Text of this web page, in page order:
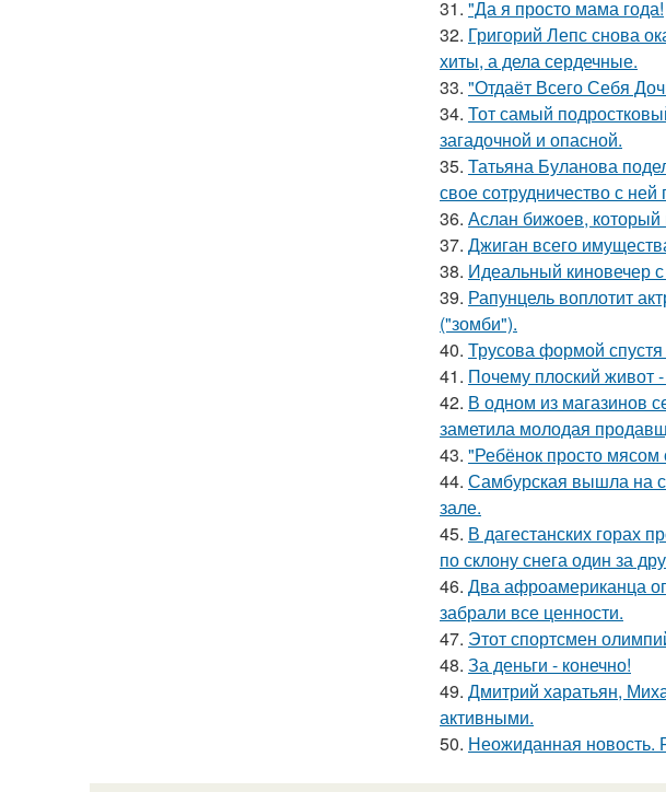
31. "Да я просто мама года!
32. Григорий Лепс снова
хиты, а дела сердечные.
33. "Отдаёт Всего Себя
34. Тот самый
загадочной и опасной.
35. Татьяна Буланова
свое сотрудничество с
36. Аслан бижоев,
37. Джиган всего
38. Идеальный киновечер
39. Рапунцель воплотит
("зомби").
40. Трусова формой
41. Почему плоский живот
42. В одном из магазинов
заметила молодая
43. "Ребёнок просто мясом
44. Самбурская вышла на
зале.
45. В дагестанских горах
по склону снега один за
46. Два афроамериканца
забрали все ценности.
47. Этот спортсмен
48. За деньги - конечно!
49. Дмитрий харатьян,
активными.
50. Неожиданная новость.